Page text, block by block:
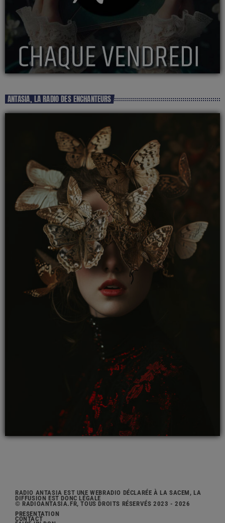
ANTASIA, LA RADIO DES ENCHANTEURS
RADIO ANTASIA EST UNE WEBRADIO DÉCLARÉE À LA SACEM, LA
DIFFUSION EST DONC LÉGALE
© RADIOANTASIA.FR, TOUS DROITS RÉSERVÉS 2023 - 2026
PRÉSENTATION
CONTACT